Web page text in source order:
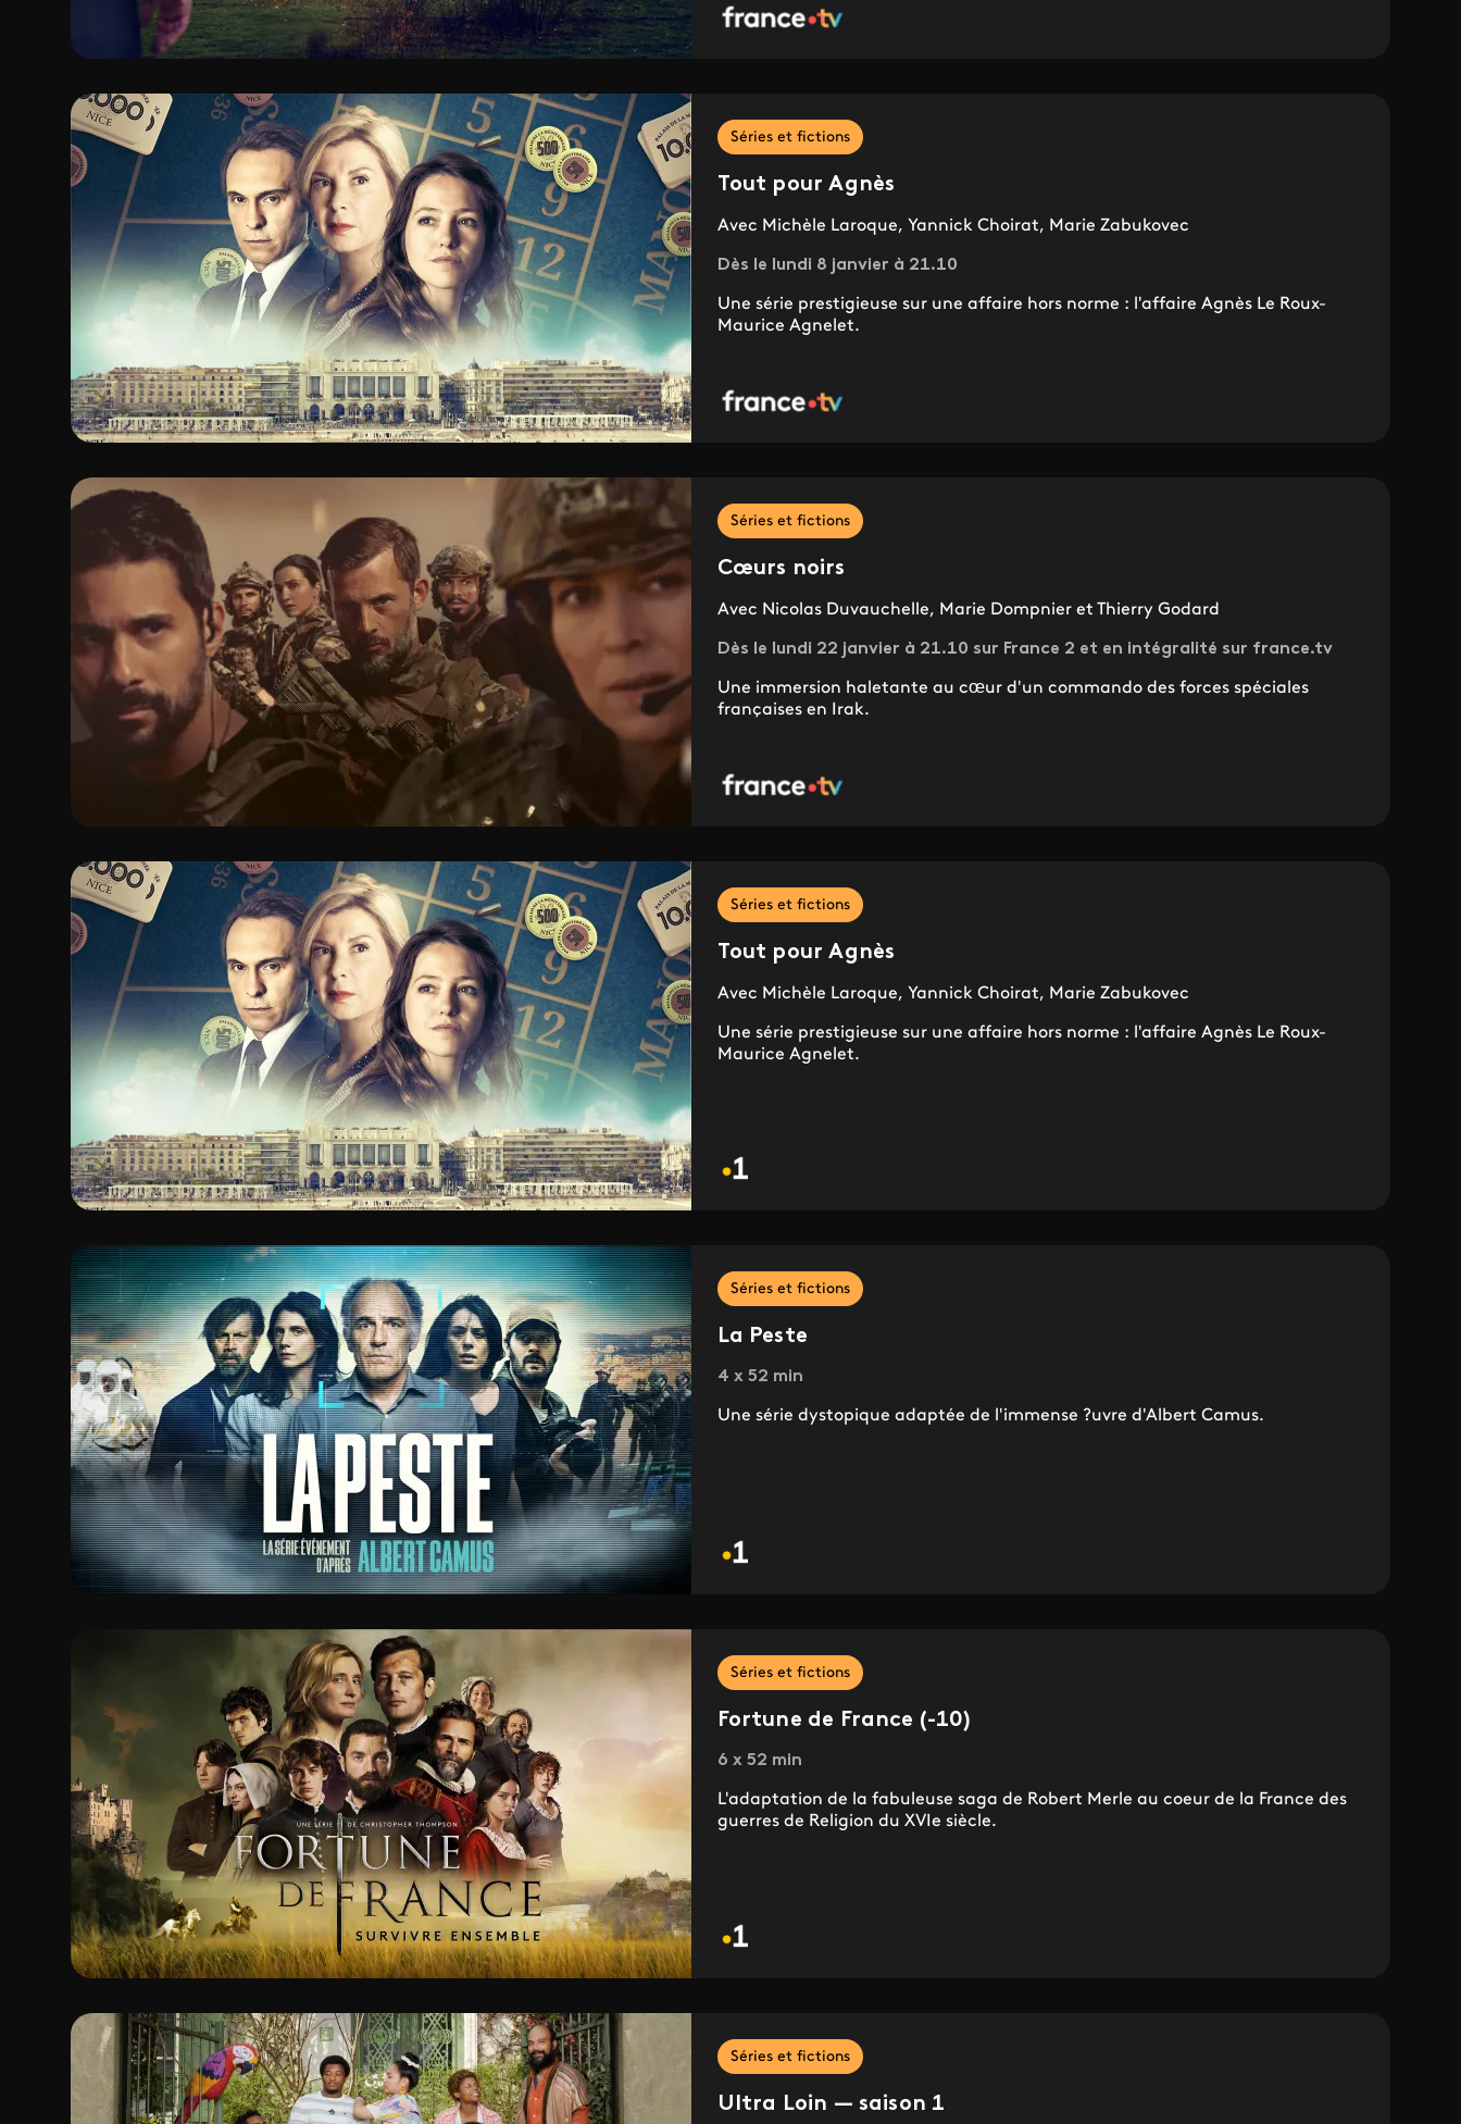
Séries et fictions
Tout pour Agnès
Avec Michèle Laroque, Yannick Choirat, Marie Zabukovec
Dès le lundi 8 janvier à 21.10
Une série prestigieuse sur une affaire hors norme : l'affaire Agnès Le Roux-
Maurice Agnelet.
Séries et fictions
Cœurs noirs
Avec ​​​​​​​Nicolas Duvauchelle, Marie Dompnier et Thierry Godard
Dès le lundi 22 janvier à 21.10 sur France 2 et en intégralité sur france.tv
Une immersion haletante au cœur d'un commando des forces spéciales
françaises en Irak.
Séries et fictions
Tout pour Agnès
Avec Michèle Laroque, Yannick Choirat, Marie Zabukovec
Une série prestigieuse sur une affaire hors norme : l'affaire Agnès Le Roux-
Maurice Agnelet.
Séries et fictions
La Peste
4 x 52 min
Une série dystopique adaptée de l'immense ?uvre d'Albert Camus.
Séries et fictions
Fortune de France (-10)
6 x 52 min
L'adaptation de la fabuleuse saga de Robert Merle au coeur de la France des
guerres de Religion du XVIe siècle.
Séries et fictions
Ultra Loin — saison 1